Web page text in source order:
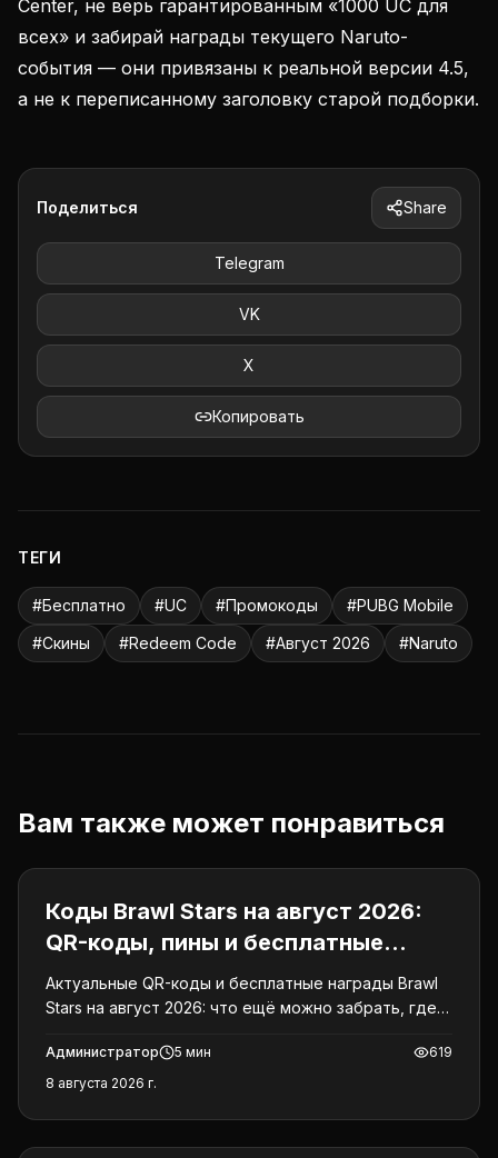
Center, не верь гарантированным «1000 UC для
всех» и забирай награды текущего Naruto-
события — они привязаны к реальной версии 4.5,
а не к переписанному заголовку старой подборки.
Поделиться Share
Telegram
VK
X
Копировать
ТЕГИ
#Бесплатно #UC #Промокоды #PUBG Mobile
#Скины #Redeem Code #Август 2026 #Naruto
Вам также может понравиться
Промокоды
Коды Brawl Stars на август 2026:
QR-коды, пины и бесплатные
награды
Актуальные QR-коды и бесплатные награды Brawl
Stars на август 2026: что ещё можно забрать, где
ссылки.
Администратор 5 мин
619
8 августа 2026 г.